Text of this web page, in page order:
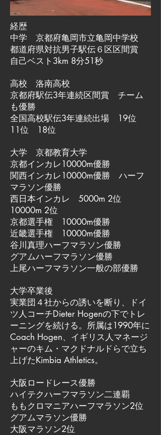
経歴
中学 京都府亀岡市立亀岡中学校
都道府県対抗男子駅伝６区区間賞
自己ベスト3km 8分51秒
高校 洛南高校
京都府駅伝3年連続区間賞 チーム
も優勝
全国高校駅伝3年連続出場 19位
11位 18位
大学 京都教育大学
京都インカレ10000m優勝
関西インカレ10000m優勝 ハーフ
マラソン優勝
西日本インカレ 5000m 2位
10000m 2位
京都選手権 10000m優勝
近畿選手権 10000m優勝
谷川真理ハーフマラソン優勝
グアムハーフマラソン優勝
上尾ハーフマラソン一般の部優勝
大学卒業後
実業団４社からの誘いを断り、ドイ
ツ人コーチDieter Hogenの下でトレ
ーニングを続ける。所属は1990年に
Coach Hogen、イギリス人マネージ
ャーのキム・マクドナルドらで立ち
上げたKimbia Athletics。
大阪ロードレース優勝
ハイテクハーフマラソン二連覇
ももクロマニアハーフマラソン2位
グアムマラソン優勝
大阪マラソン2位